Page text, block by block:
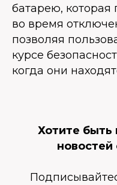
батарею, которая
во время
позволяя
курсе
когда они
Хотите быть
новостей